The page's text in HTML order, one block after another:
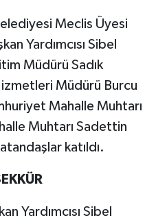
Meclis Üyesi
Yardımcısı Sibel
Müdürü Sadık
Müdürü Burcu
Mahalle Muhtarı
Muhtarı Sadettin
katıldı.
Yardımcısı Sibel